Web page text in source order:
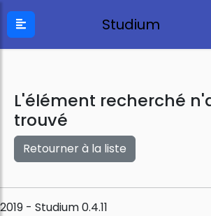
Studium
L'élément recherché
trouvé
Retourner à la liste
2019 - Studium 0.4.11